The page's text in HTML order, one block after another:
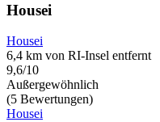
Housei
Housei
6,4 km von RI-Insel entfernt
9,6/10
Außergewöhnlich
(5 Bewertungen)
Housei